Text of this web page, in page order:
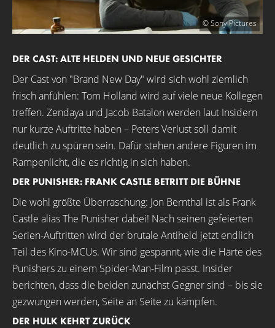
© Sony Pictures
DER CAST: ALTE HELDEN UND NEUE GESICHTER
Der Cast von "Brand New Day" wird sich wohl ziemlich
frisch anfühlen: Tom Holland wird auf viele neue Kollegen
treffen. Zendaya und Jacob Batalon werden laut Insidern
nur kurze Auftritte haben – Peters Verlust soll damit
deutlich zu spüren sein. Dafür stehen andere Figuren im
Rampenlicht, die es richtig in sich haben.
DER PUNISHER: FRANK CASTLE BETRITT DIE BÜHNE
Die wohl größte Überraschung: Jon Bernthal ist als Frank
Castle alias The Punisher dabei! Nach seinen gefeierten
Serien-Auftritten wird der brutale Antiheld jetzt endlich
Teil des Kino-MCUs. Wir sind gespannt, wie die Härte des
Punishers zu einem Spider-Man-Film passt. Insider
berichten, dass die beiden zunächst Gegner sind – bis sie
gezwungen werden, Seite an Seite zu kämpfen.
DER HULK KEHRT ZURÜCK